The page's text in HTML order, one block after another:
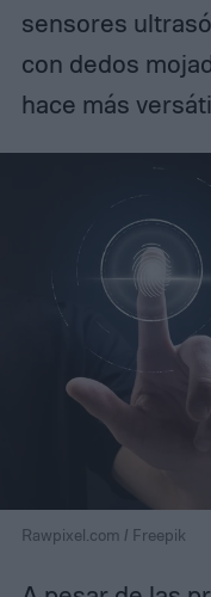
sensores
con dedos
hace más
Rawpixel.com / Freepik